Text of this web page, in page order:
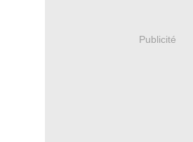
Publicité